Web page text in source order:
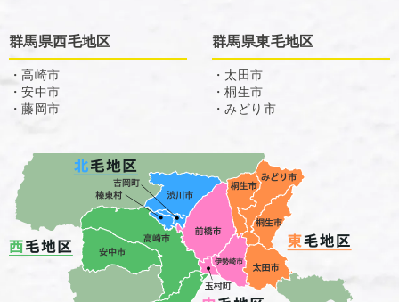
群馬県西毛地区
・高崎市
・安中市
・藤岡市
群馬県東毛地区
・太田市
・桐生市
・みどり市